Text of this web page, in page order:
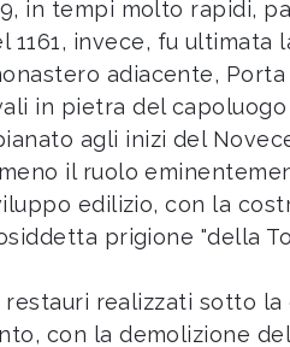
in tempi molto rapidi,
invece, fu
adiacente, Porta
in pietra del
agli inizi del
il ruolo
edilizio, con la
prigione "della
realizzati sotto la
con la demolizione